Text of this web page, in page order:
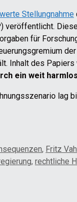
Stellungnahme
veröffentlicht.
für
Inhalt des Papiers
ein weit
lag
, Fritz
, rechtliche